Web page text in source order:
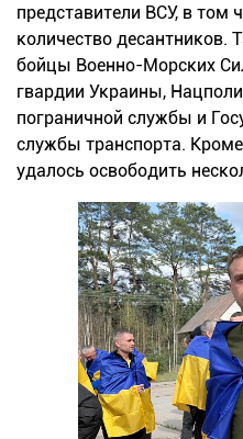
представители ВСУ, в том
количество
бойцы Военно-Морских
гвардии Украины,
пограничной службы и
службы транспорта.
удалось освободить